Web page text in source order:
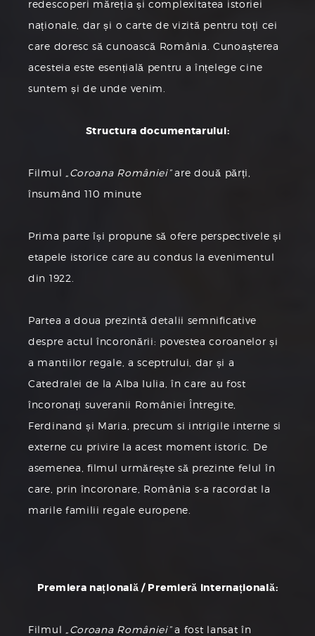
redescoperi măreția și complexitatea istoriei
naționale, dar și o carte de vizită pentru toți cei
care doresc să cunoască România. Cunoașterea
acesteia este esențială pentru a înțelege cine
suntem și de unde venim.
Structura documentarului:
Filmul „Coroana României”are două părți,
însumând 110 minute
Prima parte își propune să ofere perspectivele și
etapele istorice care au condus la evenimentul
din 1922.
Partea a doua prezintă detalii semniﬁcative
despre actul încoronării: povestea coroanelor și
a mantiilor regale, a sceptrului, dar și a
Catedralei de la Alba Iulia, în care au fost
încoronați suveranii României Întregite,
Ferdinand și Maria, precum si intrigile interne si
externe cu privire la acest moment istoric. De
asemenea, ﬁlmul urmărește să prezinte felul în
care, prin încoronare, România s-a racordat la
marile familii regale europene.
Premiera națională / Premieră internațională:
Filmul „Coroana României”a fost lansat în